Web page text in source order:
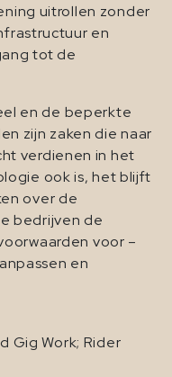
uitrollen zonder
en
tot de
en de beperkte
zijn zaken die naar
verdienen in het
ook is, het blijft
over de
bedrijven de
voor –
en
Gig Work; Rider